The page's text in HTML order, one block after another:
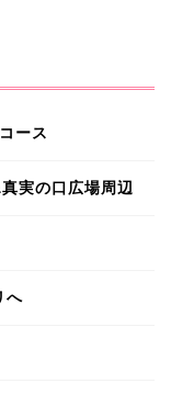
ース
実の口広場周辺
へ